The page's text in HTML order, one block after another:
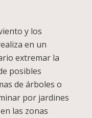
y los
en un
extremar la
posibles
de árboles o
por jardines
las zonas